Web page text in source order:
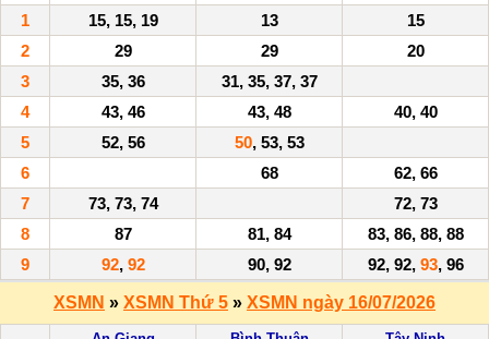
1
15, 15, 19 13
15
2
29 29
20
3
35, 36
31, 35, 37, 37
4
43, 46 43, 48
40, 40
5
52, 56 50, 53, 53
6
68
62, 66
7
73, 73, 74
72, 73
8
87 81, 84
83, 86, 88, 88
9
92, 92 90, 92 92, 92, 93, 96
XSMN » XSMN Thứ 5 » XSMN ngày 16/07/2026